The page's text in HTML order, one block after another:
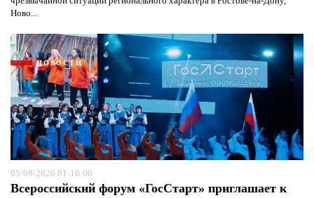
Ново...
НОВОСТИ
05/08/2026 01:10:00
Всероссийский форум «ГосСтарт» приглашает к